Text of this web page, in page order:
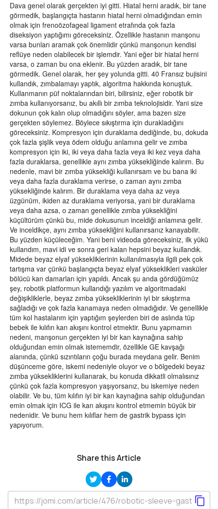
Dava genel olarak gerçekten iyi gitti. Hiatal herni aradık, bir tane
görmedik, başlangıçta hastanın hiatal herni olmadığından emin
olmak için frenoözofageal ligament etrafında çok fazla
diseksiyon yaptığımı göreceksiniz. Özellikle hastanın manşonu
varsa bunları aramak çok önemlidir çünkü manşonun kendisi
reflüye neden olabilecek bir işlemdir. Yani eğer bir hiatal herni
varsa, o zaman bu ona eklenir. Bu yüzden aradık, bir tane
görmedik. Genel olarak, her şey yolunda gitti. 40 Fransız bujisini
kullandık, zımbalamayı yaptık, algoritma hakkında konuştuk.
Kullanmanın püf noktalarından biri, bilirsiniz, eğer robotik bir
zımba kullanıyorsanız, bu akıllı bir zımba teknolojisidir. Yani size
dokunun çok kalın olup olmadığını söyler, ama bazen size
gerçekten söylemez. Böylece sıkıştırma için durakladığını
göreceksiniz. Kompresyon için duraklama dediğinde, bu, dokuda
çok fazla şişlik veya ödem olduğu anlamına gelir ve zımba
kompresyon için iki, iki veya daha fazla veya iki kez veya daha
fazla duraklarsa, genellikle aynı zımba yüksekliğinde kalırım. Bu
nedenle, mavi bir zımba yüksekliği kullanırsam ve bu bana iki
veya daha fazla duraklama verirse, o zaman aynı zımba
yüksekliğinde kalırım. Bir duraklama veya daha az veya
üzgünüm, ikiden az duraklama veriyorsa, yani bir duraklama
veya daha azsa, o zaman genellikle zımba yüksekliğini
küçültürüm çünkü bu, mide dokusunun inceldiği anlamına gelir.
Ve inceldikçe, aynı zımba yüksekliğini kullanırsanız kanayabilir.
Bu yüzden küçüleceğim. Yani beni videoda göreceksiniz, ilk yükü
kullandım, mavi idi ve sonra geri kalan hepsini beyaz kullandık.
Midede beyaz elyaf yüksekliklerinin kullanılmasıyla ilgili pek çok
tartışma var çünkü başlangıçta beyaz elyaf yükseklikleri vasküler
bölücü kan damarları için yapıldı. Ancak şu anda gördüğümüz
şey, robotik platformun kullandığı yazılım ve algoritmadaki
değişikliklerle, beyaz zımba yüksekliklerinin iyi bir sıkıştırma
sağladığı ve çok fazla kanamaya neden olmadığıdır. Ve genellikle
tüm kol hastalarım için yaptığım şeylerden biri de aslında tüp
bebek ile kılıfın kan akışını kontrol etmektir. Bunu yapmamın
nedeni, manşonun gerçekten iyi bir kan kaynağına sahip
olduğundan emin olmak istememdir, özellikle GE kavşağı
alanında, çünkü sızıntıların çoğu burada meydana gelir. Benim
düşünceme göre, iskemi nedeniyle oluyor ve o bölgedeki beyaz
zımba yüksekliklerini kullanarak, bu konuda dikkatli olmalısınız
çünkü çok fazla kompresyon yaşıyorsanız, bu iskemiye neden
olabilir. Ve bu, tüm kılıfın iyi bir kan kaynağına sahip olduğundan
emin olmak için ICG ile kan akışını kontrol etmemin büyük bir
nedenidir. Ve bunu hem kılıflar hem de gastrik bypass için
yapıyorum.
Share this Article